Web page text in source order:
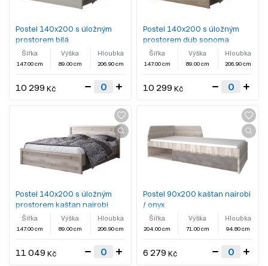
Postel 140x200 s úložným
prostorem bílá
Šířka
147.00 cm
Výška
89.00 cm
Hloubka
206.90 cm
10 299 Kč
Postel 140x200 s úložným
prostorem dub sonoma
Šířka
147.00 cm
Výška
89.00 cm
Hloubka
206.90 cm
10 299 Kč
Postel 140x200 s úložným
prostorem kaštan nairobi
Šířka
147.00 cm
Výška
89.00 cm
Hloubka
206.90 cm
11 049 Kč
Postel 90x200 kaštan nairobi
/ onyx
Šířka
204.00 cm
Výška
71.00 cm
Hloubka
94.80 cm
6 279 Kč